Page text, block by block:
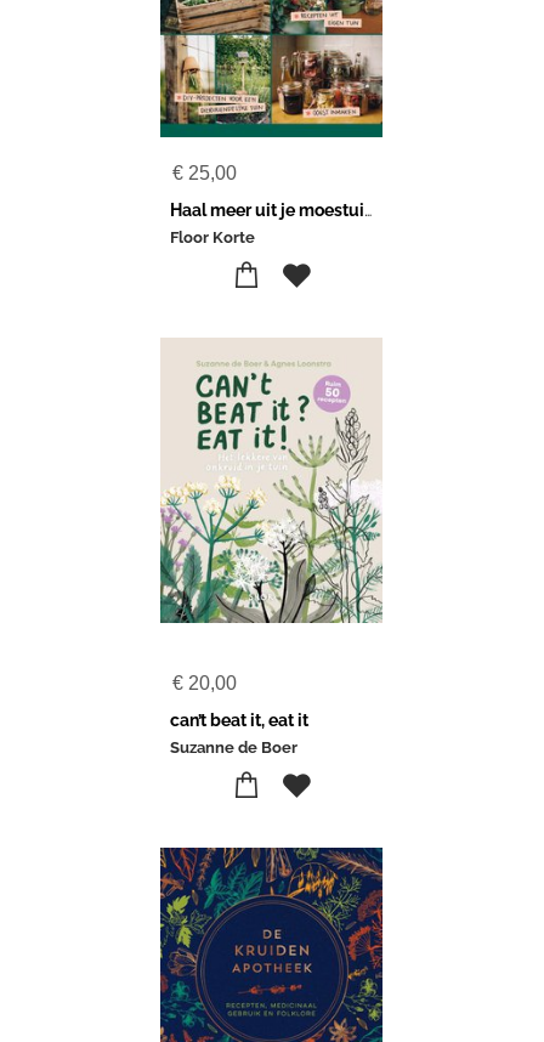
€ 25,00
Haal meer uit je moestuin
Floor Korte
€ 20,00
can’t beat it, eat it
Suzanne de Boer